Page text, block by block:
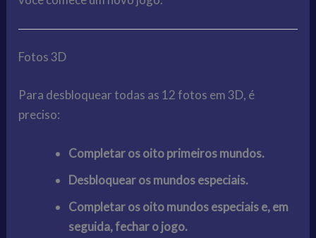
Fotos 3D
Para desbloquear todas as 12 fotos em 3D, é
preciso:
Completar os oito primeiros mundos.
Desbloquear os mundos especiais.
Completar os oito mundos especiais e, em
seguida, fechar o jogo.